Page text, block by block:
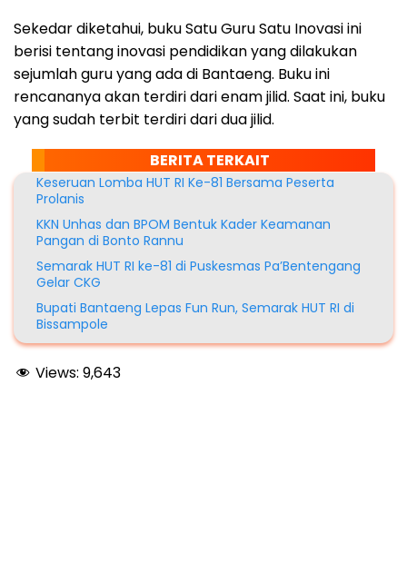
Sekedar diketahui, buku Satu Guru Satu Inovasi ini
berisi tentang inovasi pendidikan yang dilakukan
sejumlah guru yang ada di Bantaeng. Buku ini
rencananya akan terdiri dari enam jilid. Saat ini, buku
yang sudah terbit terdiri dari dua jilid.
BERITA TERKAIT
Keseruan Lomba HUT RI Ke-81 Bersama Peserta
Prolanis
KKN Unhas dan BPOM Bentuk Kader Keamanan
Pangan di Bonto Rannu
Semarak HUT RI ke-81 di Puskesmas Pa’Bentengang
Gelar CKG
Bupati Bantaeng Lepas Fun Run, Semarak HUT RI di
Bissampole
Views: 9,643